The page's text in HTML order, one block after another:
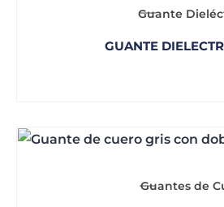
Guante
GUANTE
Guantes de